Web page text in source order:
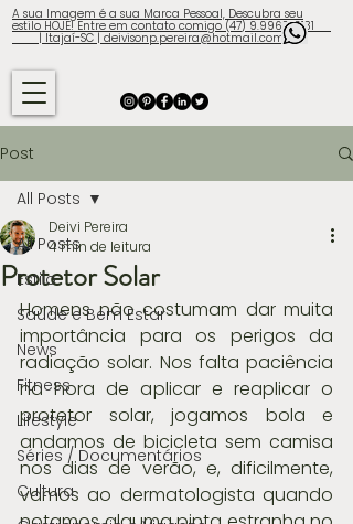
A sua Imagem é a sua Marca Pessoal, Descubra seu
estilo HOJE! Entre em contato comigo (47) 9.9960-3131
| Itajaí-SC | deivisonp.pereira@hotmail.com
Post
All Posts
Estilo
Saúde e Bem Estar
News
Fitness
Lifestyle
Séries / Documentários
Cultura
All Posts
Protetor Solar
Deivi Pereira
4 min de leitura
Homens não costumam dar muita
importância para os perigos da
radiação solar. Nos falta paciência
na hora de aplicar e reaplicar o
protetor solar, jogamos bola e
andamos de bicicleta sem camisa
nos dias de verão, e, dificilmente,
vamos ao dermatologista quando